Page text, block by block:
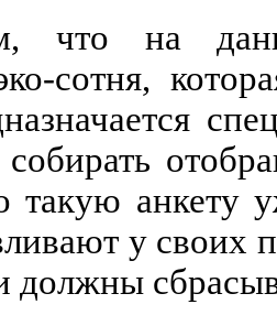
что на
сотня,
собирать
такую анкету
у своих
должны